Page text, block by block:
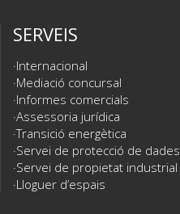
SERVEIS
Internacional
Mediació concursal
Informes comercials
Assessoria jurídica
Transició energètica
Servei de protecció de dades
Servei de propietat industrial
Lloguer d’espais